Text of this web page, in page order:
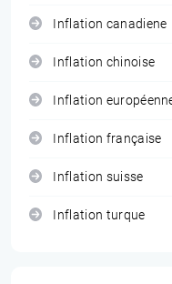
Inflation canadiene
Inflation chinoise
Inflation
Inflation française
Inflation suisse
Inflation turque